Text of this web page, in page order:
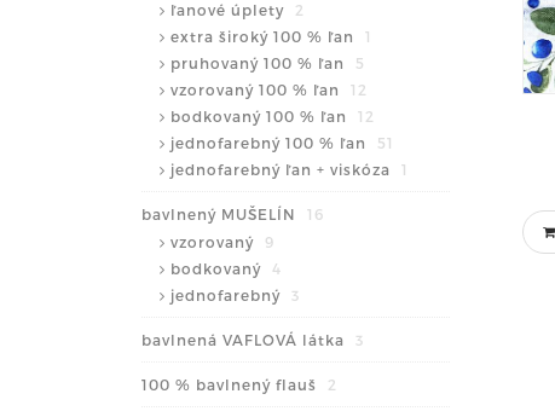
ľanové úplety
2
extra široký 100 % ľan
1
pruhovaný 100 % ľan
5
vzorovaný 100 % ľan
12
bodkovaný 100 % ľan
12
jednofarebný 100 % ľan
51
jednofarebný ľan + viskóza
1
bavlnený MUŠELÍN
16
vzorovaný
9
bodkovaný
4
jednofarebný
3
bavlnená VAFLOVÁ látka 3
100 % bavlnený flauš 2